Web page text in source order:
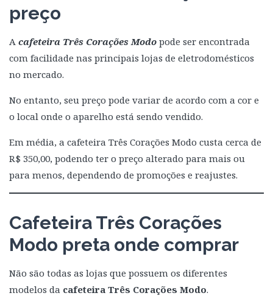
preço
A cafeteira Três Corações Modo pode ser encontrada
com facilidade nas principais lojas de eletrodomésticos
no mercado.
No entanto, seu preço pode variar de acordo com a cor e
o local onde o aparelho está sendo vendido.
Em média, a cafeteira Três Corações Modo custa cerca de
R$ 350,00, podendo ter o preço alterado para mais ou
para menos, dependendo de promoções e reajustes.
Cafeteira Três Corações
Modo preta onde comprar
Não são todas as lojas que possuem os diferentes
modelos da cafeteira Três Corações Modo.